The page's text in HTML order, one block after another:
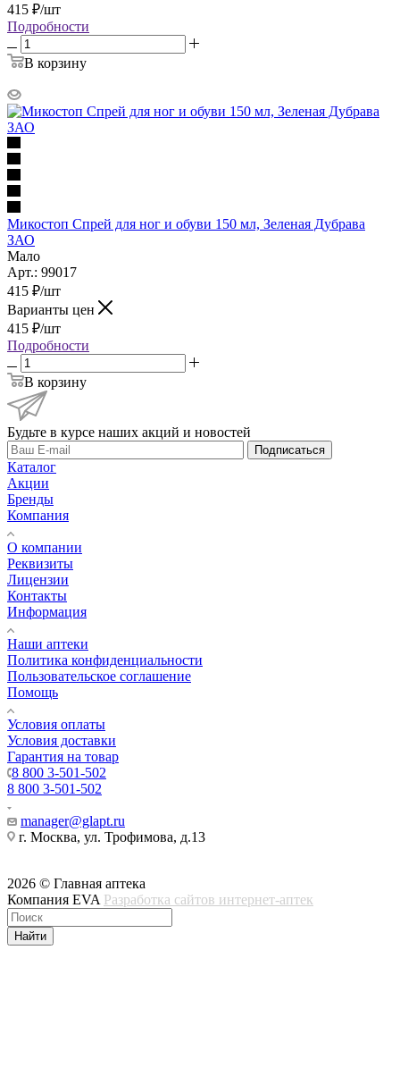
415 ₽/шт
Подробности
В корзину
Микостоп Спрей для ног и обуви 150 мл, Зеленая Дубрава
ЗАО
Мало
Арт.: 99017
415 ₽/шт
Варианты цен
415 ₽/шт
Подробности
В корзину
Будьте в курсе наших акций и новостей
Подписаться
Каталог
Акции
Бренды
Компания
О компании
Реквизиты
Лицензии
Контакты
Информация
Наши аптеки
Политика конфиденциальности
Пользовательское соглашение
Помощь
Условия оплаты
Условия доставки
Гарантия на товар
8 800 3-501-502
8 800 3-501-502
manager@glapt.ru
г. Москва, ул. Трофимова, д.13
2026 © Главная аптека
Компания EVA Разработка сайтов интернет-аптек
Найти